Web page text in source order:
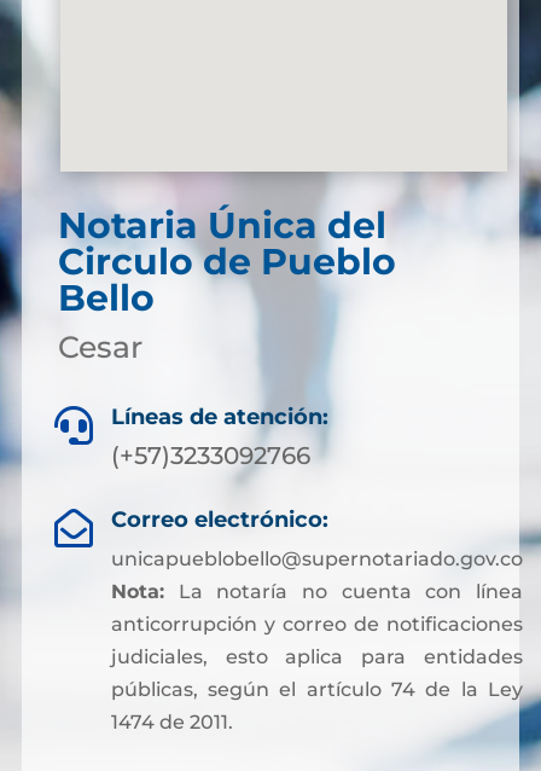
Notaria Única del
Circulo de Pueblo
Bello
Cesar
 Líneas de atención:
(+57)3233092766
 Correo electrónico:
unicapueblobello@supernotariado.gov.co
Nota:La notaría no cuenta con línea
anticorrupción y correo de notificaciones
judiciales, esto aplica para entidades
públicas, según el artículo 74 de la Ley
1474 de 2011.